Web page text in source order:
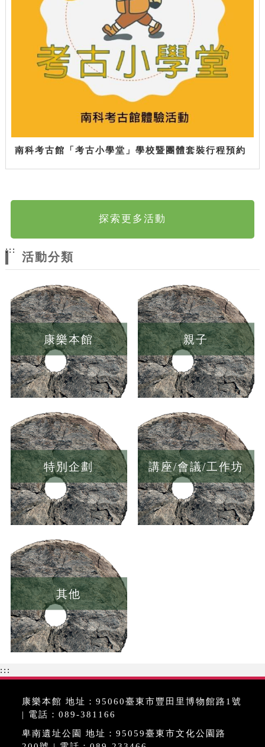
南科考古館「考古小學堂」學校暨團體套裝行程預約
探索更多活動
:::
活動分類
康樂本館 親子
特別企劃 講座/會議/工作坊
其他
:::
康樂本館 地址：95060臺東市豐田里博物館路1號
| 電話：089-381166
卑南遺址公園 地址：95059臺東市文化公園路